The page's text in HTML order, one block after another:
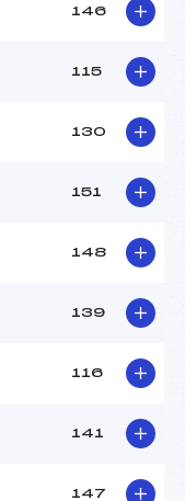
146
115
130
151
148
139
116
141
147